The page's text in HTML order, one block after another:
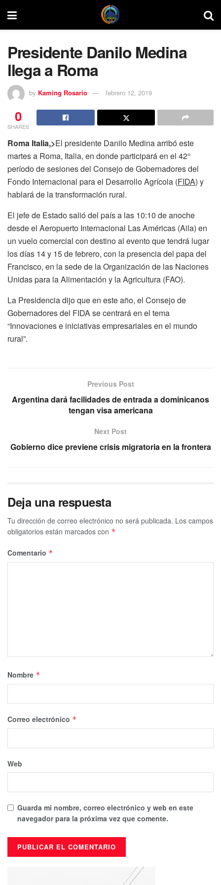
Presidente Danilo Medina
llega a Roma
by Kaming Rosario febrero 12, 2019
0
SHARES
Roma Italia,>El presidente Danilo Medina arribó este
martes a Roma, Italia, en donde participará en el 42°
período de sesiones del Consejo de Gobernadores del
Fondo Internacional para el Desarrollo Agrícola (FIDA) y
hablará de la transformación rural.
El jefe de Estado salió del país a las 10:10 de anoche
desde el Aeropuerto Internacional Las Américas (Aila) en
un vuelo comercial con destino al evento que tendrá lugar
los días 14 y 15 de febrero, con la presencia del papa del
Francisco, en la sede de la Organización de las Naciones
Unidas para la Alimentación y la Agricultura (FAO).
La Presidencia dijo que en este año, el Consejo de
Gobernadores del FIDA se centrará en el tema
“Innovaciones e iniciativas empresariales en el mundo
rural”.
Previous Post
Argentina dará facilidades de entrada a dominicanos
tengan visa americana
Next Post
Gobierno dice previene crisis migratoria en la frontera
Deja una respuesta
Tu dirección de correo electrónico no será publicada. Los campos
obligatorios están marcados con *
Comentario *
Nombre *
Correo electrónico *
Web
Guarda mi nombre, correo electrónico y web en este
navegador para la próxima vez que comente.